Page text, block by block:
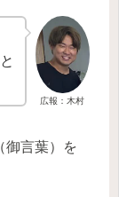
広報：木村
御言葉）を